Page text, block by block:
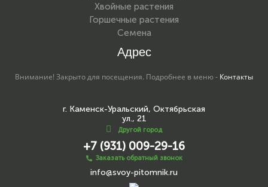
Хвойные растения
Горшечные растения
Семена
Адрес
Внимание! Закрыто для посещения. Подробнее в меню - Контакты
г. Каменск-Уральский, Октябрьская
ул., 21
Другой город
+7 (931) 009-29-16
Заказать обратный звонок
info@svoy-pitomnik.ru